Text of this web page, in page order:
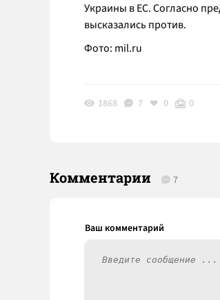
Украины в ЕС. Согласно
высказались против.
Фото: mil.ru
1868 7 0 0
Комментарии 7